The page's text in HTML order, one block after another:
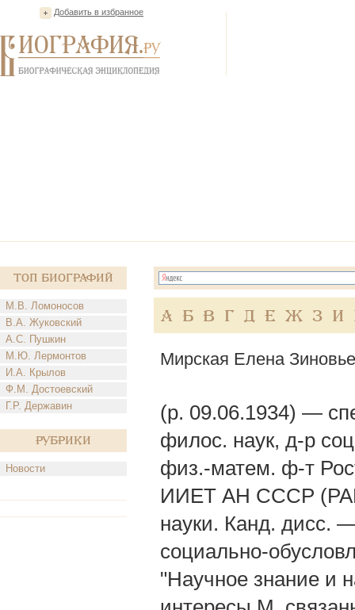
Добавить в избранное
Топ Биографий
М.В. Ломоносов
В.А. Жуковский
А.С. Пушкин
М.Ю. Лермонтов
И.А. Крылов
Ф.М. Достоевский
Г.Р. Державин
Рубрики
Новости
А Б В Г Д Е Ж З И
Мирская Елена
(р. 09.06.1934) —
филос. наук, д-р
физ.-матем. ф-т
ИИЕТ АН СССР
науки. Канд. дисс.
социально-
"Научное знание и